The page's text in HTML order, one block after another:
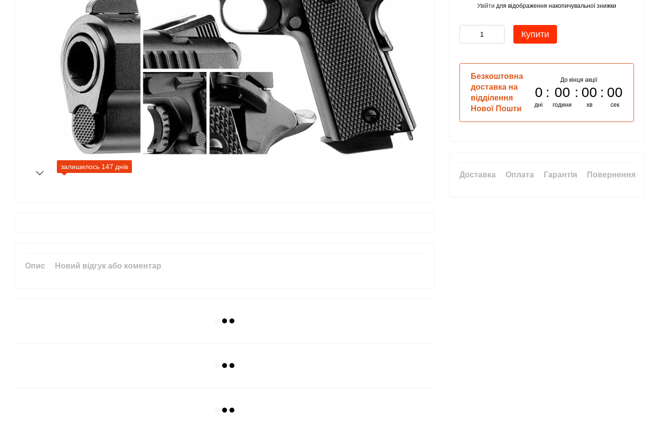
Увійти для відображення накопичувальної знижки
Купити
Безкоштовна
доставка на
відділення
Нової Пошти
До кінця акції
0
дні
00
години
00
хв
00
сек
Доставка Оплата Гарантія Повернення
залишилось 147 днів
Опис Новий відгук або коментар